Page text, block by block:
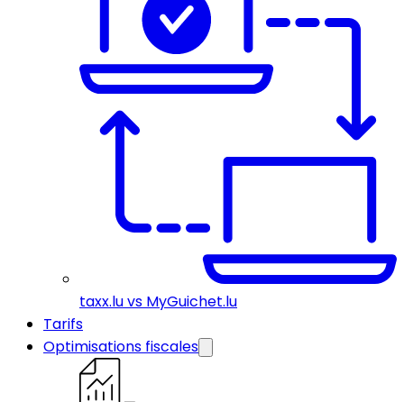
taxx.lu vs MyGuichet.lu
Tarifs
Optimisations fiscales